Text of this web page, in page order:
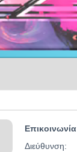
Επικοινωνία
Διεύθυνση: